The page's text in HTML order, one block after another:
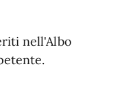
nell'Albo